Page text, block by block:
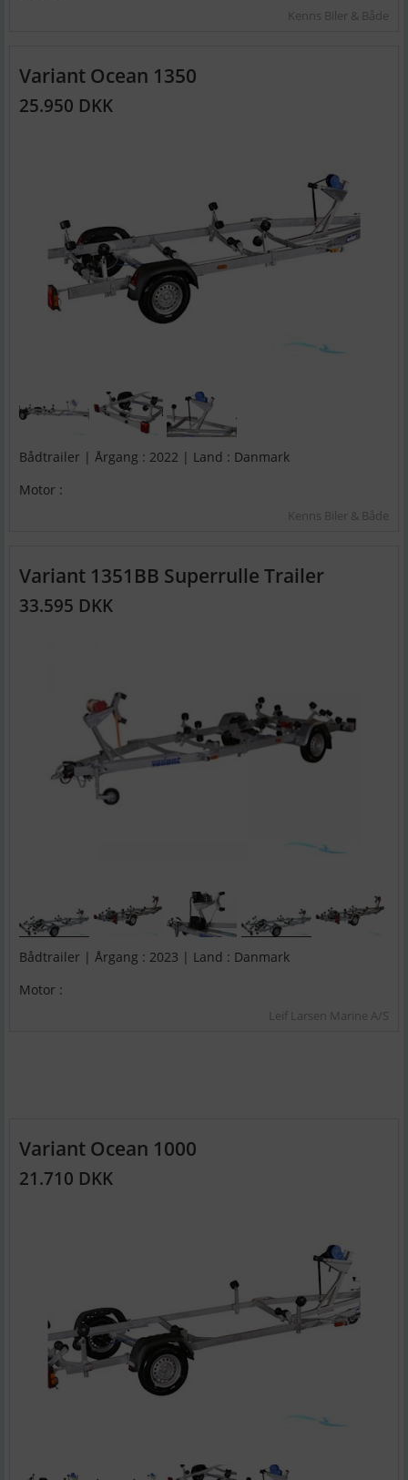
Kenns Biler & Både
Variant Ocean 1350
25.950 DKK
Bådtrailer | Årgang : 2022 | Land : Danmark
Motor :
Kenns Biler & Både
Variant 1351BB Superrulle Trailer
33.595 DKK
Bådtrailer | Årgang : 2023 | Land : Danmark
Motor :
Leif Larsen Marine A/S
Variant Ocean 1000
21.710 DKK